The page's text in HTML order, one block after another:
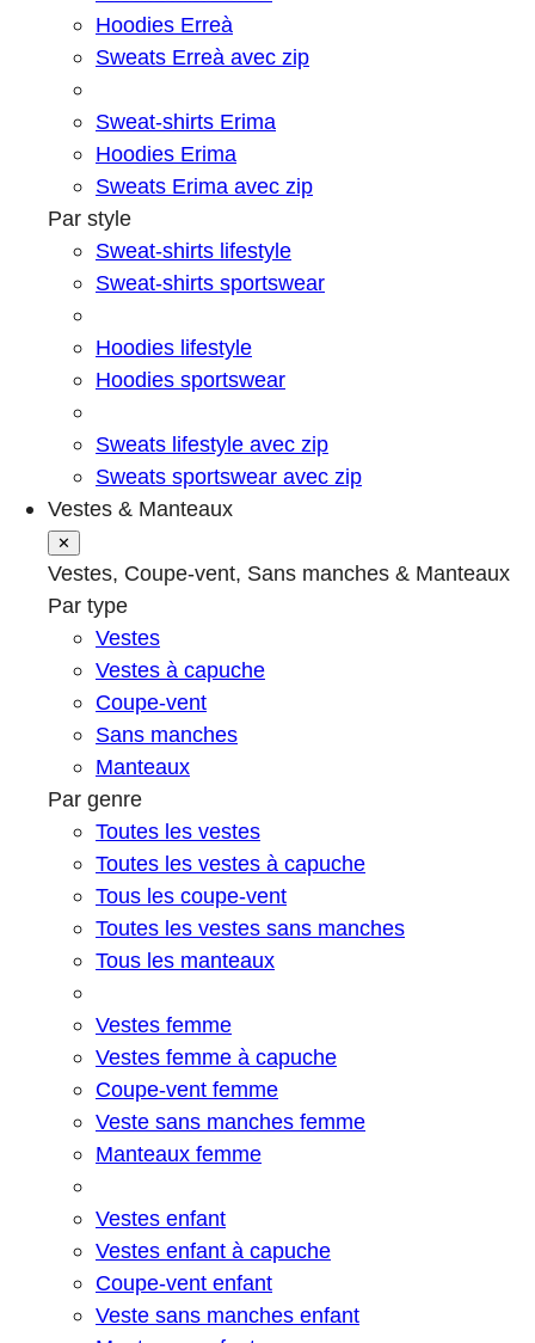
Hoodies Erreà
Sweats Erreà avec zip
Sweat-shirts Erima
Hoodies Erima
Sweats Erima avec zip
Par style
Sweat-shirts lifestyle
Sweat-shirts sportswear
Hoodies lifestyle
Hoodies sportswear
Sweats lifestyle avec zip
Sweats sportswear avec zip
Vestes & Manteaux
✕
Vestes, Coupe-vent, Sans manches & Manteaux
Par type
Vestes
Vestes à capuche
Coupe-vent
Sans manches
Manteaux
Par genre
Toutes les vestes
Toutes les vestes à capuche
Tous les coupe-vent
Toutes les vestes sans manches
Tous les manteaux
Vestes femme
Vestes femme à capuche
Coupe-vent femme
Veste sans manches femme
Manteaux femme
Vestes enfant
Vestes enfant à capuche
Coupe-vent enfant
Veste sans manches enfant